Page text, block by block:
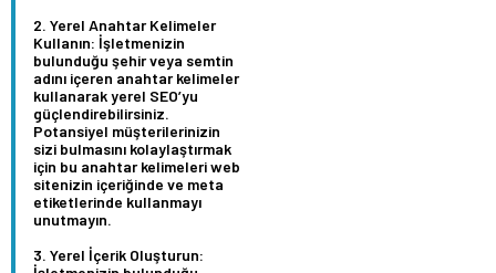
Yerel Anahtar Kelimeler
Kullanın: İşletmenizin
bulunduğu şehir veya semtin
adını içeren anahtar kelimeler
kullanarak yerel SEO’yu
güçlendirebilirsiniz.
Potansiyel müşterilerinizin
sizi bulmasını kolaylaştırmak
için bu anahtar kelimeleri web
sitenizin içeriğinde ve meta
etiketlerinde kullanmayı
unutmayın.
Yerel İçerik Oluşturun: